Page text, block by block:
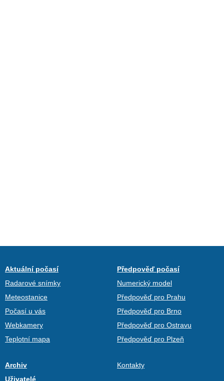
Aktuální počasí
Radarové snímky
Meteostanice
Počasí u vás
Webkamery
Teplotní mapa
Předpověď počasí
Numerický model
Předpověď pro Prahu
Předpověď pro Brno
Předpověď pro Ostravu
Předpověď pro Plzeň
Archiv
Uživatelé
Kontakty